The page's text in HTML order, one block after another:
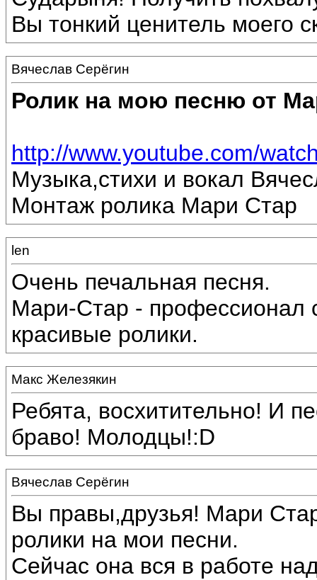
Вы тонкий ценитель моего
Вячеслав Серёгин
Ролик на мою песню от
http://www.youtube.com/
Музыка,стихи и вокал
Монтаж ролика Мари Стар
len
Очень печальная песня.
Мари-Стар - профессионал
красивые ролики.
Макс Железякин
Ребята, восхитительно! И
браво! Молодцы!:D
Вячеслав Серёгин
Вы правы,друзья! Мари
ролики на мои песни.
Сейчас она вся в работе